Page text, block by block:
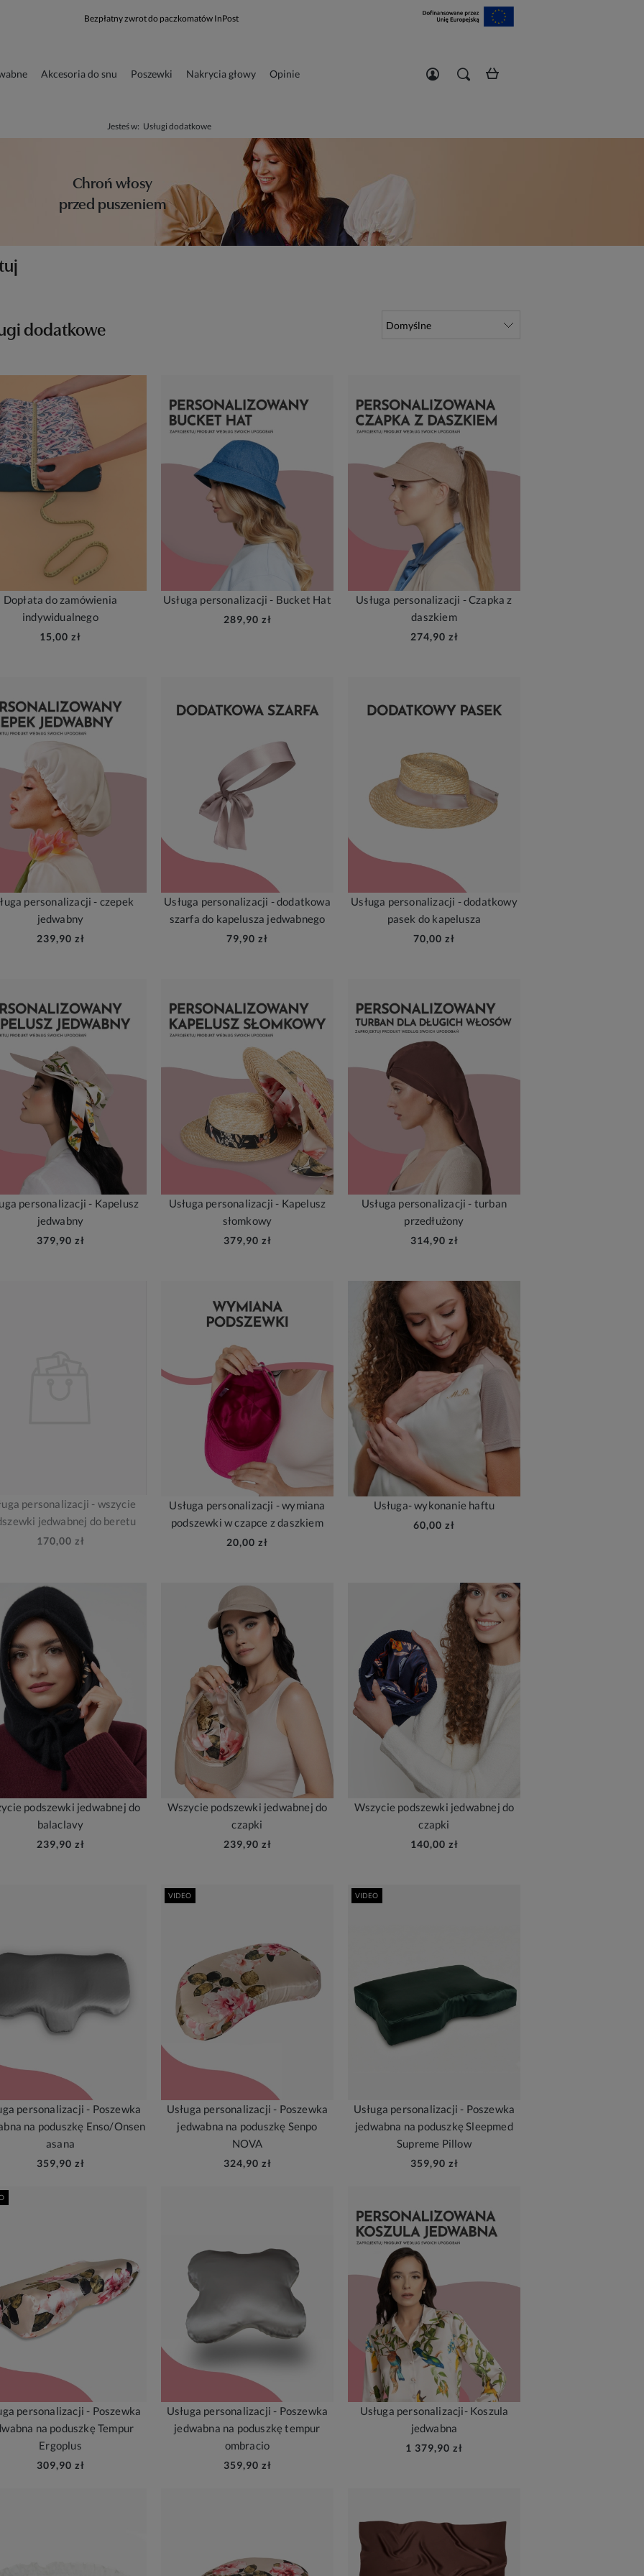
Bezpłatny zwrot do paczkomatów InPost
Akcesoria do snu Poszewki Nakrycia głowy Opinie
Jesteś w: Usługi dodatkowe
Chroń włosy
przed puszeniem
dodatkowe
Dopłata do zamówienia
indywidualnego
15,00 zł
Usługa personalizacji - Bucket Hat
289,90 zł
Usługa personalizacji - Czapka z
daszkiem
274,90 zł
personalizacji - czepek
jedwabny
239,90 zł
Usługa personalizacji - dodatkowa
szarfa do kapelusza jedwabnego
79,90 zł
Usługa personalizacji - dodatkowy
pasek do kapelusza
70,00 zł
personalizacji - Kapelusz
jedwabny
379,90 zł
Usługa personalizacji - Kapelusz
słomkowy
379,90 zł
Usługa personalizacji - turban
przedłużony
314,90 zł
personalizacji - wszycie
jedwabnej do beretu
170,00 zł
Usługa personalizacji - wymiana
podszewki w czapce z daszkiem
20,00 zł
Usługa- wykonanie haftu
60,00 zł
podszewki jedwabnej do
balaclavy
239,90 zł
Wszycie podszewki jedwabnej do
czapki
239,90 zł
Wszycie podszewki jedwabnej do
czapki
140,00 zł
personalizacji - Poszewka
na poduszkę Enso/Onsen
asana
359,90 zł
Usługa personalizacji - Poszewka
jedwabna na poduszkę Senpo
NOVA
324,90 zł
VIDEO
Usługa personalizacji - Poszewka
jedwabna na poduszkę Sleepmed
Supreme Pillow
359,90 zł
VIDEO
personalizacji - Poszewka
na poduszkę Tempur
Ergoplus
309,90 zł
Usługa personalizacji - Poszewka
jedwabna na poduszkę tempur
ombracio
359,90 zł
Usługa personalizacji- Koszula
jedwabna
1 379,90 zł